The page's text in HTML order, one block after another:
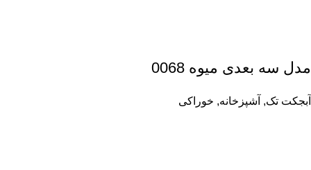
مدل سه بعدی میوه 0068
آبجکت تک, آشپزخانه, خوراکی